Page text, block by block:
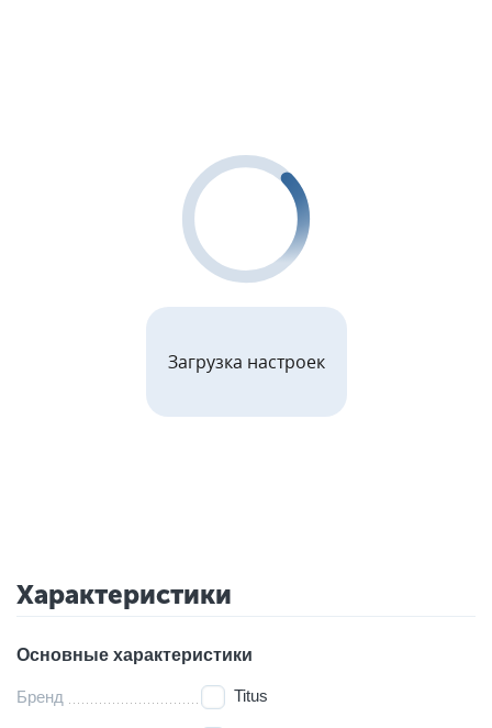
Загрузка настроек
Характеристики
Основные характеристики
Бренд Titus